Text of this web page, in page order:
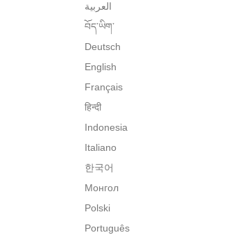
العربية
བོད་ཡིག་
Deutsch
English
Français
हिन्दी
Indonesia
Italiano
한국어
Монгол
Polski
Português